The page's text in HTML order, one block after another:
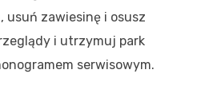
usuń zawiesinę i osusz
i utrzymuj park
serwisowym.